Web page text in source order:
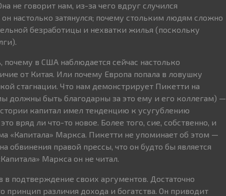
не говорит нам, из-за чего вдруг случился
настолько затянулся; почему стольким людям сложно
безработицы и нехватки жилья (поскольку
в США наблюдается сейчас настолько
от Китая. Или почему Европа попала в ловушку
стагнации. Что нам демонстрирует Пикетти на
должны быть благодарны за это ему и его коллегам) —
капитал имел тенденцию к усугублению
вряд ли что-то новое. Более того, сие, собственно, и
«Капитала» Маркса. Пикетти не упоминает об этом —
обвинения правой прессы, что он будто бы является
Маркса он не читал.
подтверждение своих аргументов. Достаточно
принцип различия дохода и богатства. Он приводит